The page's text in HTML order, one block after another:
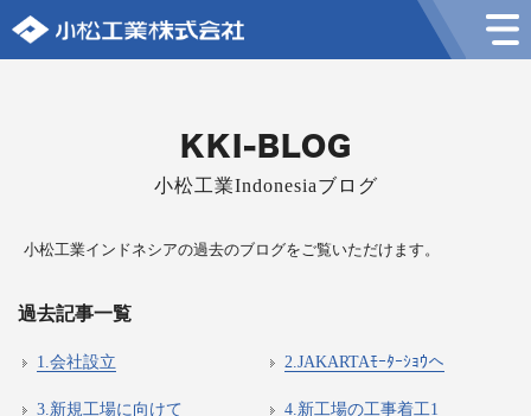
KKI-BLOG
小松工業Indonesiaブログ
小松工業インドネシアの過去のブログをご覧いただけます。
過去記事一覧
1.会社設立 2.JAKARTAﾓｰﾀｰｼｮｳへ
3.新規工場に向けて 4.新工場の工事着工1